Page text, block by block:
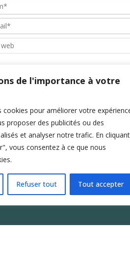
de l'importance à votre
cookies pour améliorer votre
proposer des publicités ou des
et analyser notre trafic. En cliquant
vous consentez à ce que nous
Refuser tout Tout accepter